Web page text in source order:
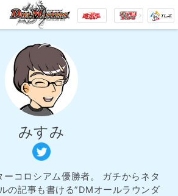
みすみ
ーコロシアム優勝者。 ガチからネタ
の記事も書ける”DMオールラウンダ